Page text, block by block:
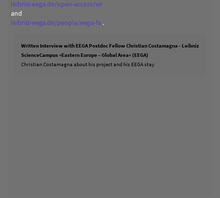
leibniz-eega.de/open-access/wr
and
leibniz-eega.de/people/eega-fe .
Written Interview with EEGA Postdoc Fellow Christian Costamagna - Leibniz
ScienceCampus »Eastern Europe – Global Area« (EEGA)
Christian Costamagna about his project and his EEGA stay.